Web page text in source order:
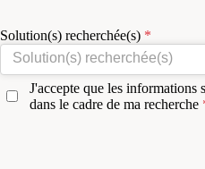
Solution(s) recherchée(s)
J'accepte que les informations
dans le cadre de ma recherche